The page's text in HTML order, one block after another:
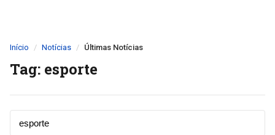
Início Notícias Últimas Notícias
Tag: esporte